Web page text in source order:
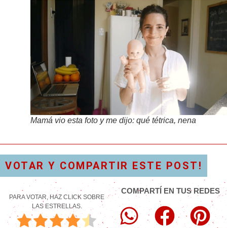
Mamá vio esta foto y me dijo: qué tétrica, nena
VOTAR Y COMPARTIR ESTE POST!
PARA VOTAR, HAZ CLICK SOBRE
LAS ESTRELLAS.
COMPARTÍ EN TUS REDES